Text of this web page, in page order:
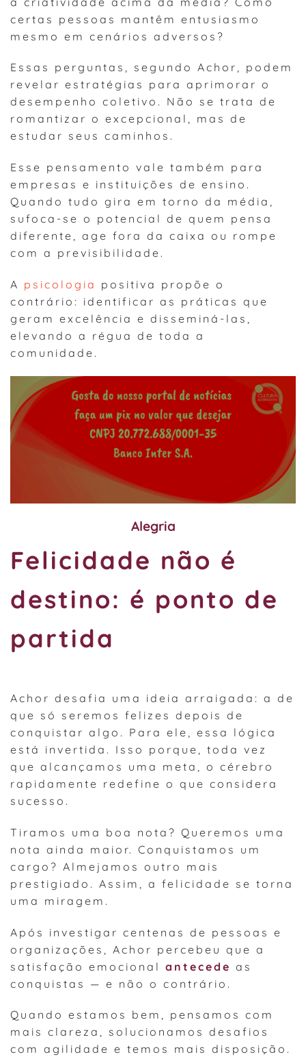
certas pessoas mantêm entusiasmo
mesmo em cenários adversos?
Essas perguntas, segundo Achor, podem
revelar estratégias para aprimorar o
desempenho coletivo. Não se trata de
romantizar o excepcional, mas de
estudar seus caminhos.
Esse pensamento vale também para
empresas e instituições de ensino.
Quando tudo gira em torno da média,
sufoca-se o potencial de quem pensa
diferente, age fora da caixa ou rompe
com a previsibilidade.
A psicologia positiva propõe o
contrário: identificar as práticas que
geram excelência e disseminá-las,
elevando a régua de toda a
comunidade.
Alegria
Felicidade não é
destino: é ponto de
partida
Achor desafia uma ideia arraigada: a de
que só seremos felizes depois de
conquistar algo. Para ele, essa lógica
está invertida. Isso porque, toda vez
que alcançamos uma meta, o cérebro
rapidamente redefine o que considera
sucesso.
Tiramos uma boa nota? Queremos uma
nota ainda maior. Conquistamos um
cargo? Almejamos outro mais
prestigiado. Assim, a felicidade se torna
uma miragem.
Após investigar centenas de pessoas e
organizações, Achor percebeu que a
satisfação emocional antecede as
conquistas — e não o contrário.
Quando estamos bem, pensamos com
mais clareza, solucionamos desafios
com agilidade e temos mais disposição.